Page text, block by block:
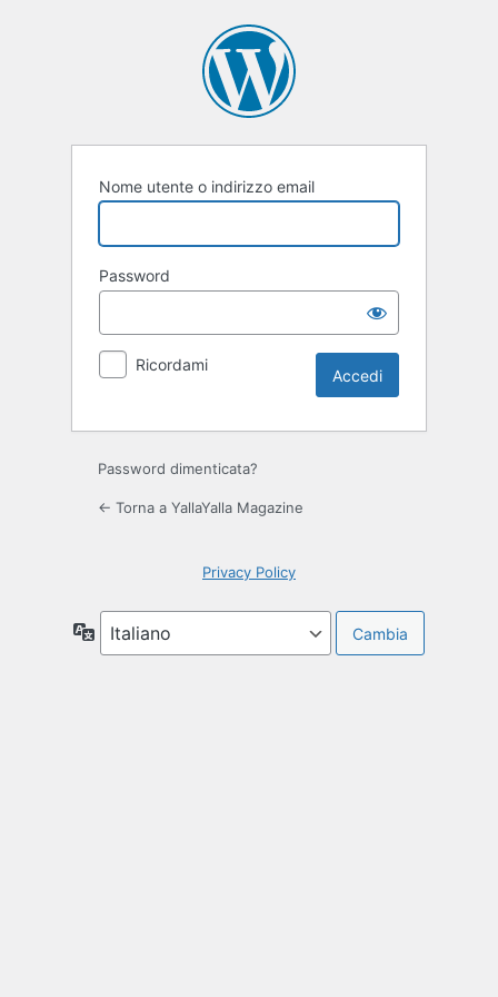
Nome utente o indirizzo email
Password
Ricordami
Password dimenticata?
← Torna a YallaYalla Magazine
Privacy Policy
Lingua